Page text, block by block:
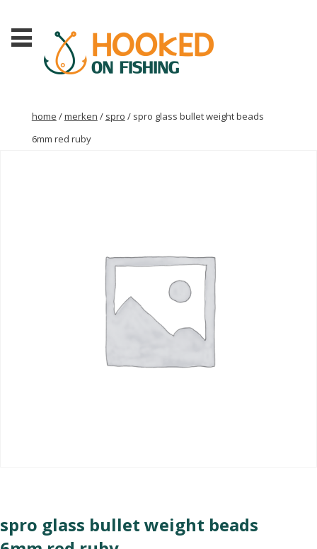
home /merken / spro / spro glass bullet weight beads
6mm red ruby
spro glass bullet weight beads